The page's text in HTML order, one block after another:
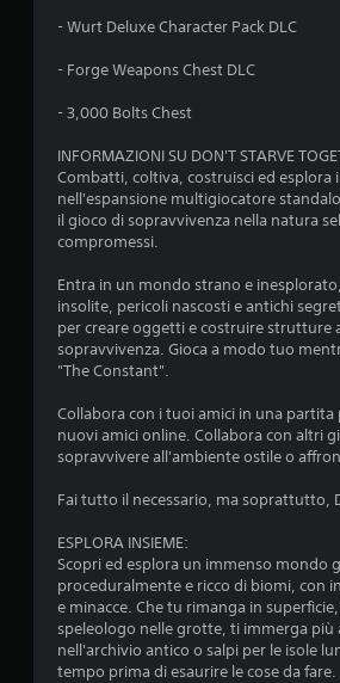
- Wurt Deluxe Character Pack DLC
- Forge Weapons Chest DLC
- 3,000 Bolts Chest
INFORMAZIONI SU DON'T STARVE
Combatti, coltiva, costruisci ed esplora
nell'espansione multigiocatore
il gioco di sopravvivenza nella natura
compromessi.
Entra in un mondo strano e
insolite, pericoli nascosti e antichi
per creare oggetti e costruire strutture
sopravvivenza. Gioca a modo tuo
"The Constant".
Collabora con i tuoi amici in una
nuovi amici online. Collabora con altri
sopravvivere all'ambiente ostile o
Fai tutto il necessario, ma soprattutto,
ESPLORA INSIEME:
Scopri ed esplora un immenso mondo
proceduralmente e ricco di biomi, con
e minacce. Che tu rimanga in
speleologo nelle grotte, ti immerga più
nell'archivio antico o salpi per le isole
tempo prima di esaurire le cose da fare.